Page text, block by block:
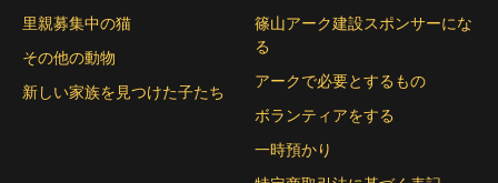
里親募集中の猫
その他の動物
新しい家族を見つけた子たち
篠山アーク建設スポンサーにな
る
アークで必要とするもの
ボランティアをする
一時預かり